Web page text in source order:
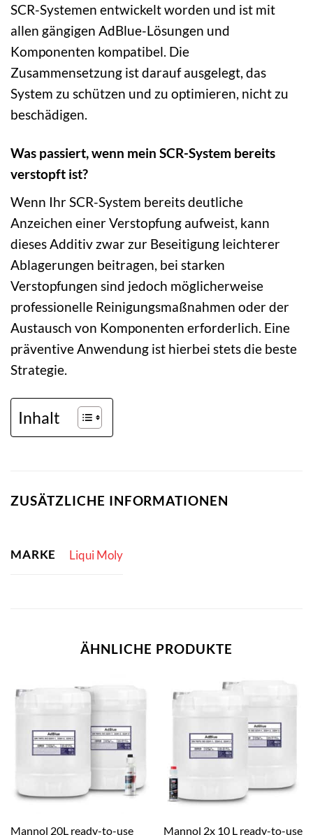
SCR-Systemen entwickelt worden und ist mit
allen gängigen AdBlue-Lösungen und
Komponenten kompatibel. Die
Zusammensetzung ist darauf ausgelegt, das
System zu schützen und zu optimieren, nicht zu
beschädigen.
Was passiert, wenn mein SCR-System bereits
verstopft ist?
Wenn Ihr SCR-System bereits deutliche
Anzeichen einer Verstopfung aufweist, kann
dieses Additiv zwar zur Beseitigung leichterer
Ablagerungen beitragen, bei starken
Verstopfungen sind jedoch möglicherweise
professionelle Reinigungsmaßnahmen oder der
Austausch von Komponenten erforderlich. Eine
präventive Anwendung ist hierbei stets die beste
Strategie.
Inhalt
ZUSÄTZLICHE INFORMATIONEN
MARKE Liqui Moly
ÄHNLICHE PRODUKTE
Mannol 20L ready-to-use Mannol 2x 10 L ready-to-use